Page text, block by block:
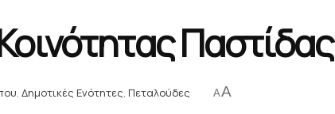
Παστίδας
, Δημοτικές Ενότητες, Πεταλούδες AA